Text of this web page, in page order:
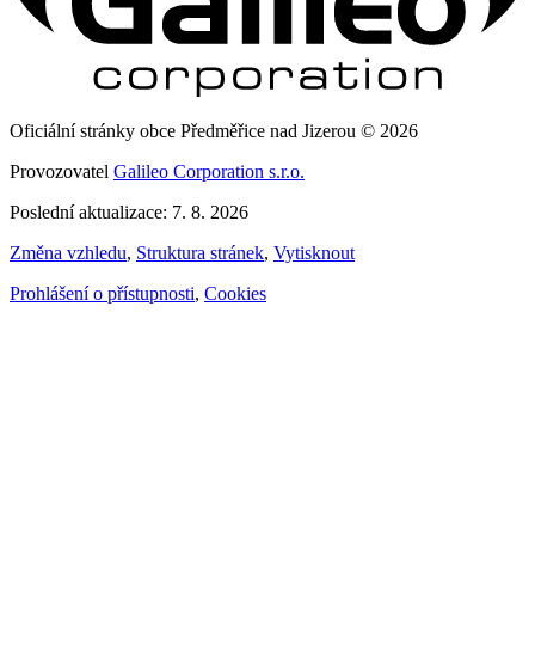
Oficiální stránky obce Předměřice nad Jizerou © 2026
Provozovatel Galileo Corporation s.r.o.
Poslední aktualizace: 7. 8. 2026
Změna vzhledu, Struktura stránek, Vytisknout
Prohlášení o přístupnosti, Cookies